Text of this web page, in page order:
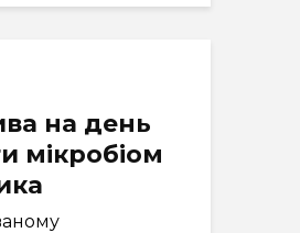
на день
мікробіом